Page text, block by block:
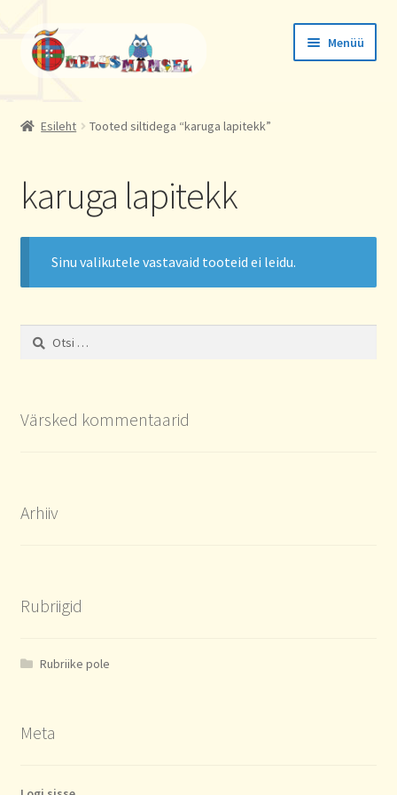
Liigu
navigeerimisele
Liigu
sisu
juurde
Menüü
Aadressid
Esileht Tooted siltidega “karuga lapitekk”
karuga lapitekk
Sinu valikutele vastavaid tooteid ei leidu.
Otsi:
Värsked kommentaarid
Arhiiv
Rubriigid
Rubriike pole
Meta